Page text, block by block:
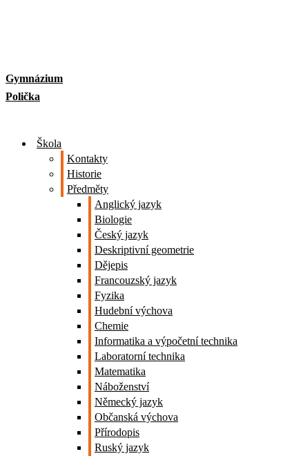
Gymnázium
Polička
Škola
Kontakty
Historie
Předměty
Anglický jazyk
Biologie
Český jazyk
Deskriptivní geometrie
Dějepis
Francouzský jazyk
Fyzika
Hudební výchova
Chemie
Informatika a výpočetní technika
Laboratorní technika
Matematika
Náboženství
Německý jazyk
Občanská výchova
Přírodopis
Ruský jazyk